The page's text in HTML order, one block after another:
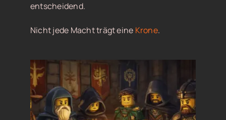
entscheidend.
Nicht jede Macht trägt eine Krone.